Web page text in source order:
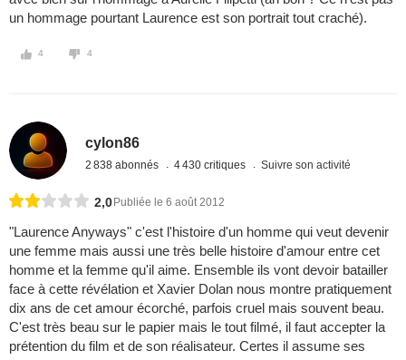
un hommage pourtant Laurence est son portrait tout craché).
4 4
cylon86
2 838 abonnés 4 430 critiques Suivre son activité
2,0 Publiée le 6 août 2012
"Laurence Anyways" c'est l'histoire d'un homme qui veut devenir
une femme mais aussi une très belle histoire d'amour entre cet
homme et la femme qu'il aime. Ensemble ils vont devoir batailler
face à cette révélation et Xavier Dolan nous montre pratiquement
dix ans de cet amour écorché, parfois cruel mais souvent beau.
C'est très beau sur le papier mais le tout filmé, il faut accepter la
prétention du film et de son réalisateur. Certes il assume ses